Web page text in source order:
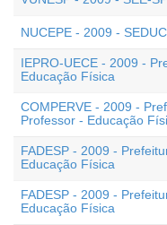
NUCEPE - 2009 -
IEPRO-UECE - 2009 -
Educação Física
COMPERVE - 2009 -
Professor - Educação
FADESP - 2009 -
Educação Física
FADESP - 2009 -
Educação Física